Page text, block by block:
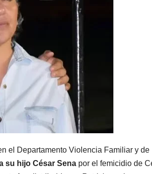
el Departamento Violencia Familiar y de
su hijo César Sena por el femicidio de
MENDOZA
en
Gran
5 AGOSTO, 2026
aire
4